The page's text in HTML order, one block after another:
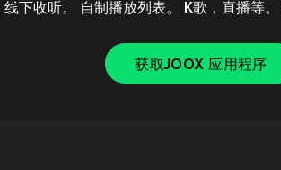
线下收听。 自制播放列表。 K歌，直播等。
获取JOOX 应用程序